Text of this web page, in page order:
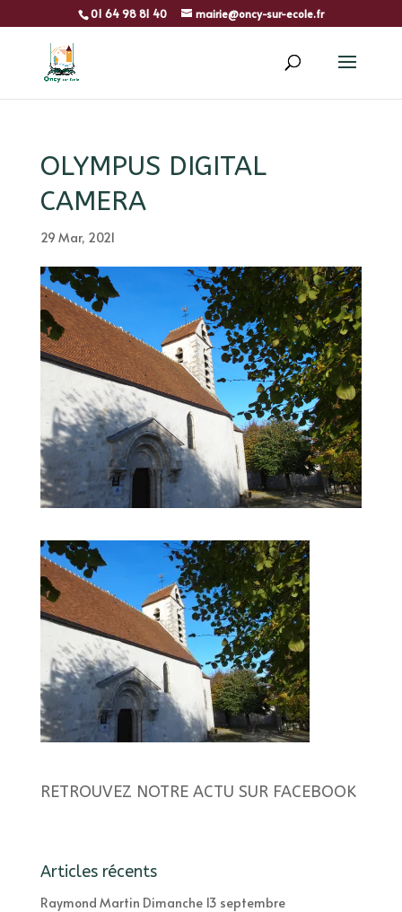
01 64 98 81 40 mairie@oncy-sur-ecole.fr
OLYMPUS DIGITAL
CAMERA
29 Mar, 2021
RETROUVEZ NOTRE ACTU SUR FACEBOOK
Articles récents
Raymond Martin Dimanche 13 septembre